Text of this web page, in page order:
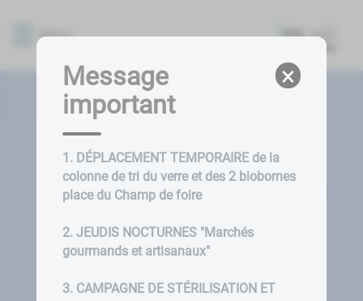
Menu
Message
important
×
1. DÉPLACEMENT TEMPORAIRE de la
colonne de tri du verre et des 2 biobornes
place du Champ de foire
2. JEUDIS NOCTURNES "Marchés
gourmands et artisanaux"
3. CAMPAGNE DE STÉRILISATION ET